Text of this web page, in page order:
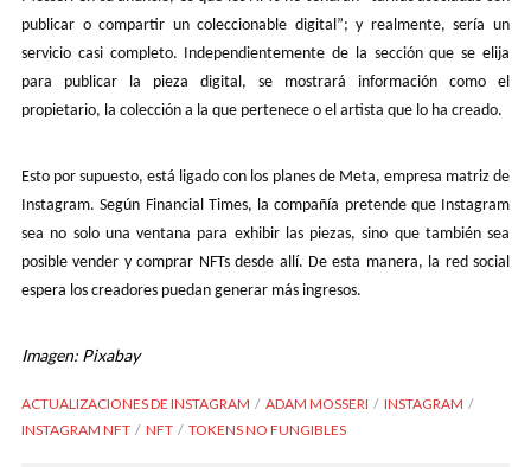
publicar o compartir un coleccionable digital”; y realmente, sería un
servicio casi completo. Independientemente de la sección que se elija
para publicar la pieza digital, se mostrará información como el
propietario, la colección a la que pertenece o el artista que lo ha creado.
Esto por supuesto, está ligado con los planes de Meta, empresa matriz de
Instagram. Según Financial Times, la compañía pretende que Instagram
sea no solo una ventana para exhibir las piezas, sino que también sea
posible vender y comprar NFTs desde allí. De esta manera, la red social
espera los creadores puedan generar más ingresos.
Imagen: Pixabay
ACTUALIZACIONES DE INSTAGRAM ADAM MOSSERI
INSTAGRAM
INSTAGRAM NFT
NFT TOKENS NO FUNGIBLES